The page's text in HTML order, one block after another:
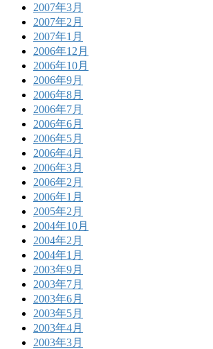
2007年3月
2007年2月
2007年1月
2006年12月
2006年10月
2006年9月
2006年8月
2006年7月
2006年6月
2006年5月
2006年4月
2006年3月
2006年2月
2006年1月
2005年2月
2004年10月
2004年2月
2004年1月
2003年9月
2003年7月
2003年6月
2003年5月
2003年4月
2003年3月